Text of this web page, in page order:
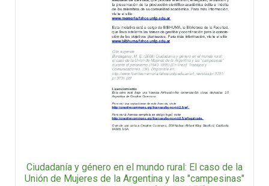
Ciudadanía y género en el mundo rural: El caso de la
Unión de Mujeres de la Argentina y las "campesinas"